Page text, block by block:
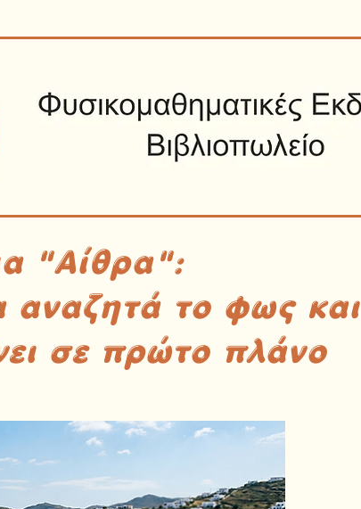
"Αίθρα":
αναζητά το φως και
σε πρώτο πλάνο